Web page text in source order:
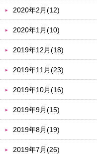
2020年2月(12)
2020年1月(10)
2019年12月(18)
2019年11月(23)
2019年10月(16)
2019年9月(15)
2019年8月(19)
2019年7月(26)